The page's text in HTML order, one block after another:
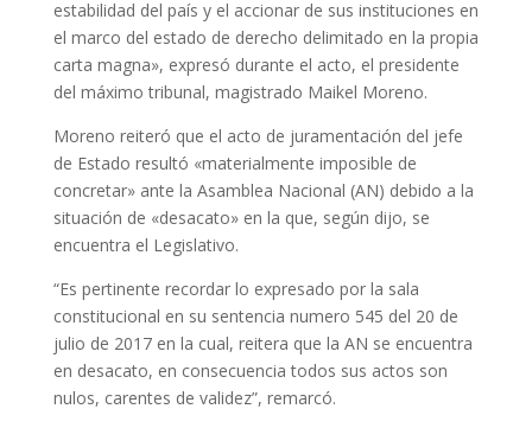
estabilidad del país y el accionar de sus instituciones en
el marco del estado de derecho delimitado en la propia
carta magna», expresó durante el acto, el presidente
del máximo tribunal, magistrado Maikel Moreno.
Moreno reiteró que el acto de juramentación del jefe
de Estado resultó «materialmente imposible de
concretar» ante la Asamblea Nacional (AN) debido a la
situación de «desacato» en la que, según dijo, se
encuentra el Legislativo.
“Es pertinente recordar lo expresado por la sala
constitucional en su sentencia numero 545 del 20 de
julio de 2017 en la cual, reitera que la AN se encuentra
en desacato, en consecuencia todos sus actos son
nulos, carentes de validez”, remarcó.